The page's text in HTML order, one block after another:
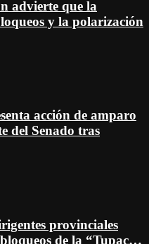
advierte que la
y la polarización
acción de amparo
del Senado tras
provinciales
de la “Tupac…